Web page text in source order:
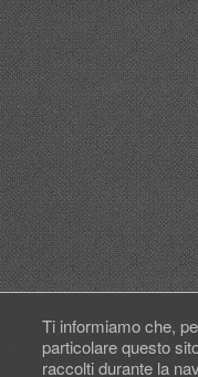
Ti informiamo che,
particolare questo
raccolti durante la